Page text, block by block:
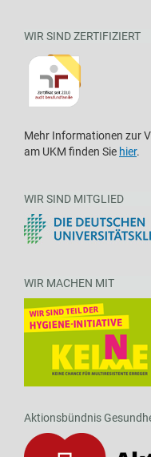
WIR SIND ZERTIFIZIERT
Mehr Informationen zur
am UKM finden Sie hier.
WIR SIND MITGLIED
WIR MACHEN MIT
Aktionsbündnis